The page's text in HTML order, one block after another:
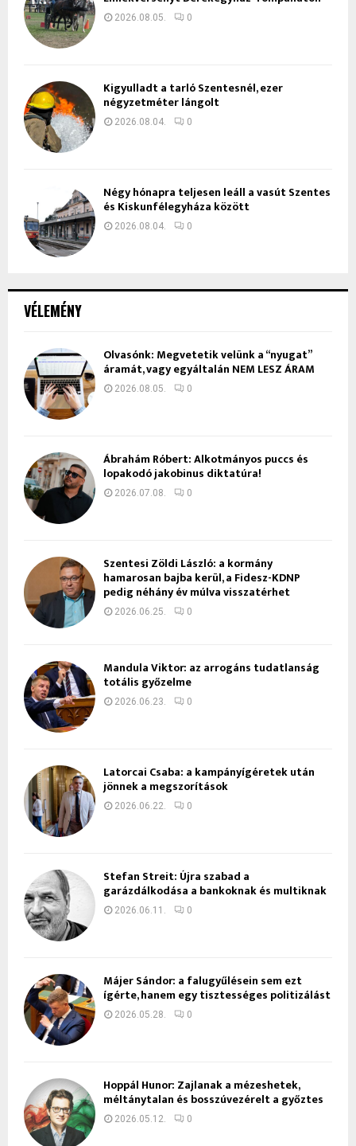
VÉLEMÉNY
Olvasónk: Megvetetik velünk a “nyugat”
áramát, vagy egyáltalán NEM LESZ ÁRAM
2026.08.05. 0
Ábrahám Róbert: Alkotmányos puccs és
lopakodó jakobinus diktatúra!
2026.07.08. 0
Szentesi Zöldi László: a kormány
hamarosan bajba kerül, a Fidesz-KDNP
pedig néhány év múlva visszatérhet
2026.06.25. 0
Mandula Viktor: az arrogáns tudatlanság
totális győzelme
2026.06.23. 0
Latorcai Csaba: a kampányígéretek után
jönnek a megszorítások
2026.06.22. 0
Stefan Streit: Újra szabad a
garázdálkodása a bankoknak és multiknak
2026.06.11. 0
Májer Sándor: a falugyűlésein sem ezt
ígérte, hanem egy tisztességes politizálást
2026.05.28. 0
Hoppál Hunor: Zajlanak a mézeshetek,
méltánytalan és bosszúvezérelt a győztes
2026.05.12. 0
2026.08.05. 0
Kigyulladt a tarló Szentesnél, ezer
négyzetméter lángolt
2026.08.04. 0
Négy hónapra teljesen leáll a vasút Szentes
és Kiskunfélegyháza között
2026.08.04. 0